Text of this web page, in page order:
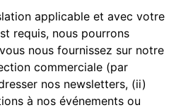
applicable et avec votre
requis, nous pourrons
nous fournissez sur notre
commerciale (par
nos newsletters, (ii)
à nos événements ou